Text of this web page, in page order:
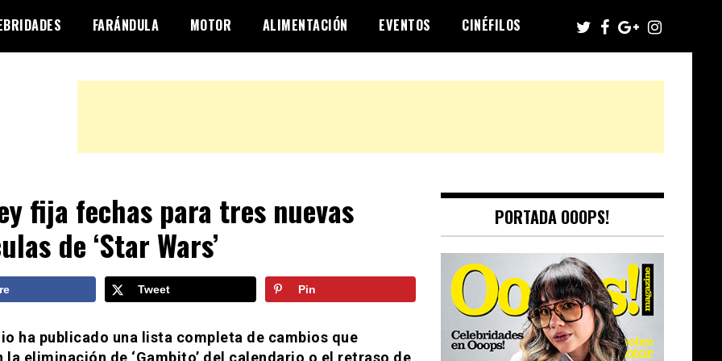
FARÁNDULA MOTOR ALIMENTACIÓN EVENTOS CINÉFILOS
fija fechas para tres nuevas
de ‘Star Wars’
Tweet Pin
ha publicado una lista completa de cambios que
PORTADA OOOPS!